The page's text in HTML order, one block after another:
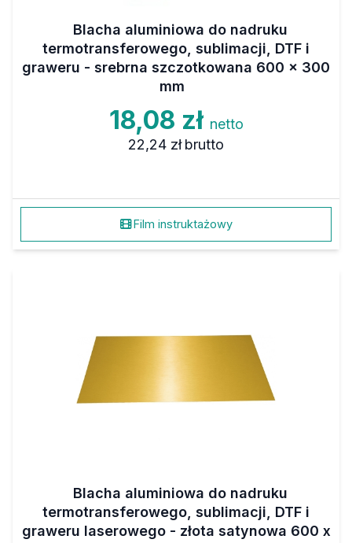
Blacha aluminiowa do nadruku
termotransferowego, sublimacji, DTF i
graweru - srebrna szczotkowana 600 x 300
mm
18,08 zł netto
22,24 zł brutto
Film instruktażowy
Blacha aluminiowa do nadruku
termotransferowego, sublimacji, DTF i
graweru laserowego - złota satynowa 600 x